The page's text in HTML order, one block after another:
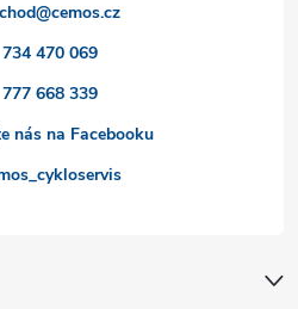
@cemos.cz
734 470 069
777 668 339
nás na Facebooku